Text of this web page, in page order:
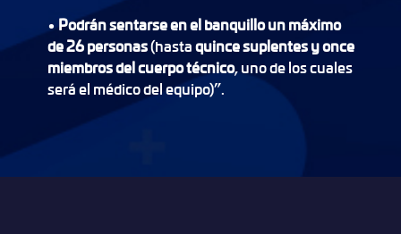
•Podrán sentarse en el banquillo un máximo
de 26 personas(hastaquince suplentes y once
miembros del cuerpo técnico, uno de los cuales
será el médico del equipo)”.